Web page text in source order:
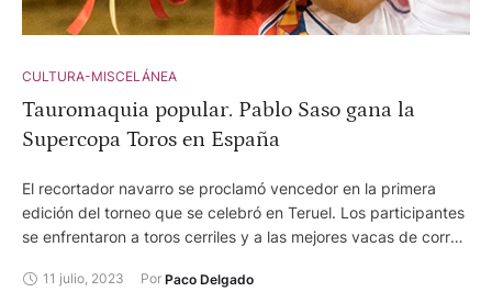
CULTURA-MISCELÁNEA
Tauromaquia popular. Pablo Saso gana la
Supercopa Toros en España
El recortador navarro se proclamó vencedor en la primera
edición del torneo que se celebró en Teruel. Los participantes
se enfrentaron a toros cerriles y a las mejores vacas de corro
completo de España.
11 julio, 2023 Por Paco Delgado